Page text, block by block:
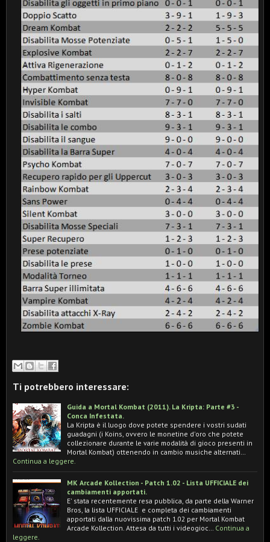
Ti potrebbero interessare:
Guida a Mortal Kombat (2011). La Kripta: Parte #3 -
Conca Infestata.
La Kripta è il luogo dove potete spendere i vostri sudati
guadagni (i Koins, ovvero le monetine d'oro che potete
collezionare durante le varie modalità di gioco presenti in
Mortal Kombat) ottenendo in cambio musiche alternati…
Continua a leggere.
MK Arcade Kollection - Patch 1.02 - Lista UFFICIALE dei
cambiamenti apportati.
E' stata recentemente resa pubblica, da parte della Warner
Bros, la lista UFFICIALE e completa dei cambiamenti
apportati dalla nuovissima patch 1.02 per Mortal Kombat
Arcade Kollection. Attesa da tutti i videogioc…
Continua a
leggere.